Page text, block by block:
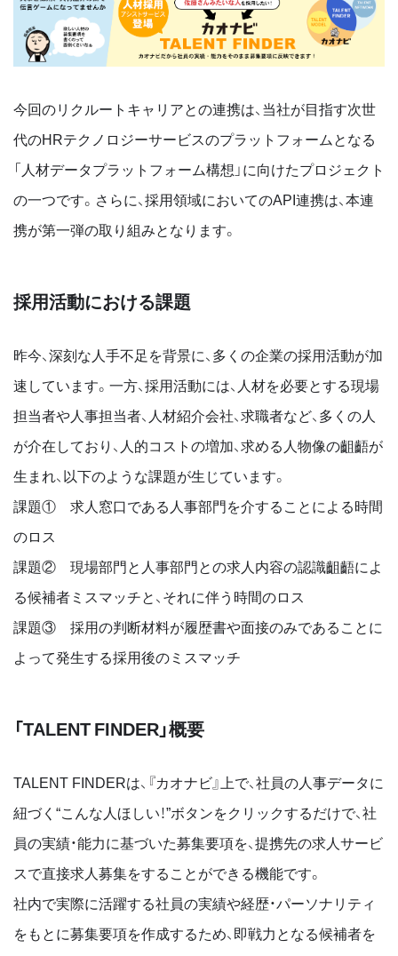
今回のリクルートキャリアとの連携は、当社が目指す次世
代のHRテクノロジーサービスのプラットフォームとなる
「人材データプラットフォーム構想」に向けたプロジェクト
の一つです。さらに、採用領域においてのAPI連携は、本連
携が第一弾の取り組みとなります。
採用活動における課題
昨今、深刻な人手不足を背景に、多くの企業の採用活動が加
速しています。一方、採用活動には、人材を必要とする現場
担当者や人事担当者、人材紹介会社、求職者など、多くの人
が介在しており、人的コストの増加、求める人物像の齟齬が
生まれ、以下のような課題が生じています。
課題① 求人窓口である人事部門を介することによる時間
のロス
課題② 現場部門と人事部門との求人内容の認識齟齬によ
る候補者ミスマッチと、それに伴う時間のロス
課題③ 採用の判断材料が履歴書や面接のみであることに
よって発生する採用後のミスマッチ
「TALENT FINDER」概要
TALENT FINDERは、『カオナビ』上で、社員の人事データに
紐づく“こんな人ほしい！”ボタンをクリックするだけで、社
員の実績・能力に基づいた募集要項を、提携先の求人サービ
スで直接求人募集をすることができる機能です。
社内で実際に活躍する社員の実績や経歴・パーソナリティ
をもとに募集要項を作成するため、即戦力となる候補者を